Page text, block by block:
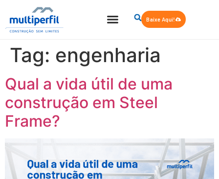
Baixe Aqui!
Tag: engenharia
Qual a vida útil de uma
construção em Steel
Frame?